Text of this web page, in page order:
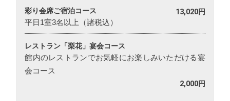
彩り会席ご宿泊コース
平日1室3名以上（諸税込）
13,020円
レストラン「梨花」宴会コース
館内のレストランでお気軽にお楽しみいただける宴
会コース
2,000円